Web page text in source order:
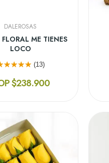
DALEROSAS
ME TIENES
LOCO
(13)
$238.900